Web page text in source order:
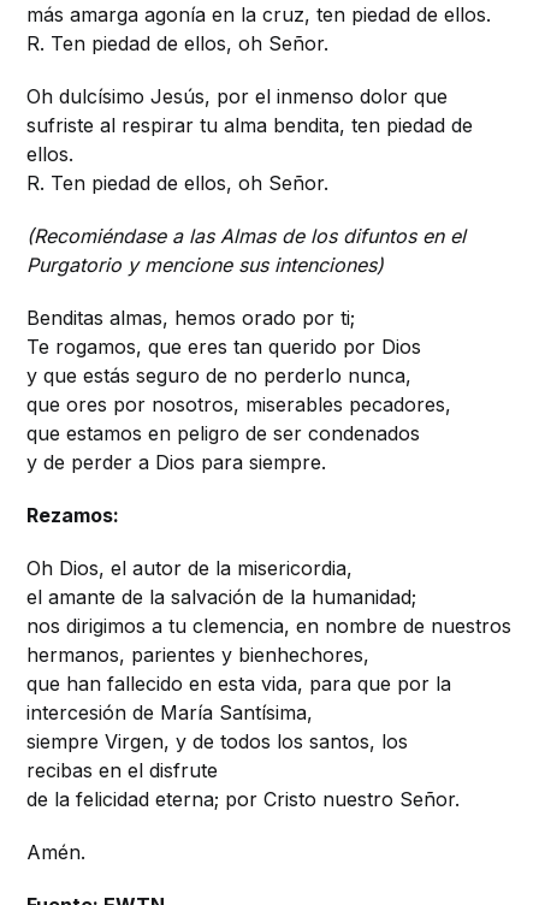
más amarga agonía en la cruz, ten piedad de ellos.
R. Ten piedad de ellos, oh Señor.
Oh dulcísimo Jesús, por el inmenso dolor que
sufriste al respirar tu alma bendita, ten piedad de
ellos.
R. Ten piedad de ellos, oh Señor.
(Recomiéndase a las Almas de los difuntos en el
Purgatorio y mencione sus intenciones)
Benditas almas, hemos orado por ti;
Te rogamos, que eres tan querido por Dios
y que estás seguro de no perderlo nunca,
que ores por nosotros, miserables pecadores,
que estamos en peligro de ser condenados
y de perder a Dios para siempre.
Rezamos:
Oh Dios, el autor de la misericordia,
el amante de la salvación de la humanidad;
nos dirigimos a tu clemencia, en nombre de nuestros
hermanos, parientes y bienhechores,
que han fallecido en esta vida, para que por la
intercesión de María Santísima,
siempre Virgen, y de todos los santos, los
recibas en el disfrute
de la felicidad eterna; por Cristo nuestro Señor.
Amén.